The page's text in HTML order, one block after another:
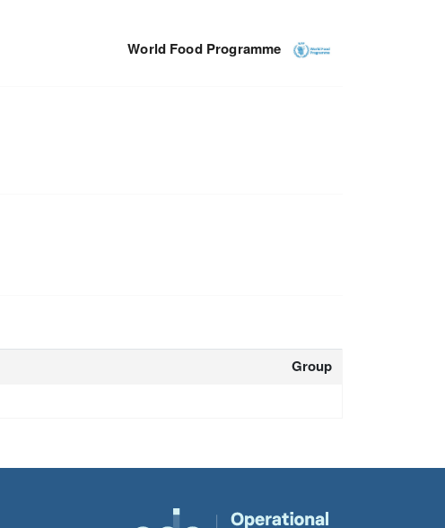
World Food Programme
Group